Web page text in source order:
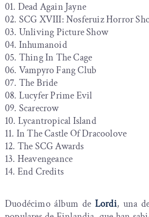
01. Dead Again Jayne
02. SCG XVIII: Nosferuiz Horror
03. Unliving Picture Show
04. Inhumanoid
05. Thing In The Cage
06. Vampyro Fang Club
07. The Bride
08. Lucyfer Prime Evil
09. Scarecrow
10. Lycantropical Island
11. In The Castle Of Dracoolove
12. The SCG Awards
13. Heavengeance
14. End Credits
Duodécimo álbum de Lordi, una